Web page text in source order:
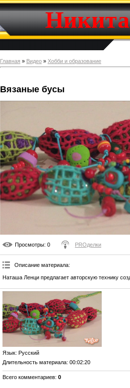
Главная » Видео » Хобби и образование
Вязаные бусы
Просмотры: 0 PROделки
Описание материала:
Наташа Ленци предлагает авторскую технику
Язык: Русский
Длительность материала: 00:02:20
Всего комментариев: 0